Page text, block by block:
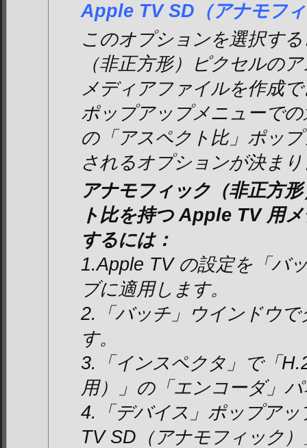
Apple TV SD（アナモフ
このオプションを選択す
（非正方形）ピクセルの
メディアファイルを作成
ポップアップメニューで
の「アスペクト比」ポッ
されるオプションが決ま
アナモフィック（非正方
ト比を持つ Apple TV 用
するには：
1.Apple TV の設定を「バ
ブに適用します。
2.「バッチ」ウインドウ
す。
3.「インスペクタ」で「
用）」の「エンコーダ」
4.「デバイス」ポップア
TV SD（アナモフィック